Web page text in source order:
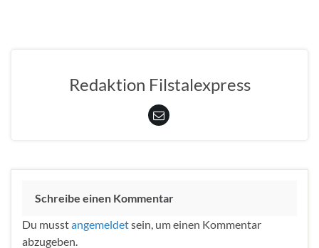
Redaktion Filstalexpress
Schreibe einen Kommentar
Du musstangemeldetsein, um einen Kommentar
abzugeben.